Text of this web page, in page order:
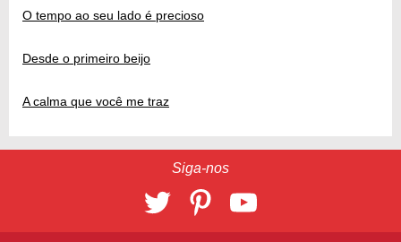
O tempo ao seu lado é precioso
Desde o primeiro beijo
A calma que você me traz
Siga-nos